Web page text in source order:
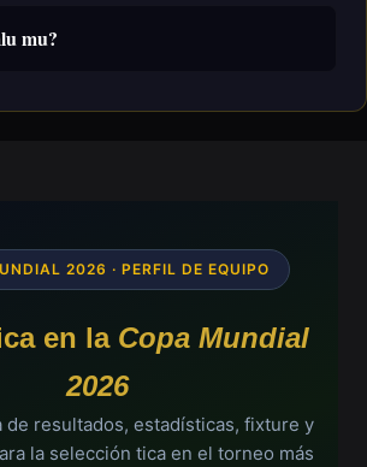
mu?
2026 · PERFIL DE EQUIPO
en la Copa Mundial
2026
de resultados, estadísticas, fixture y
la selección tica en el torneo más